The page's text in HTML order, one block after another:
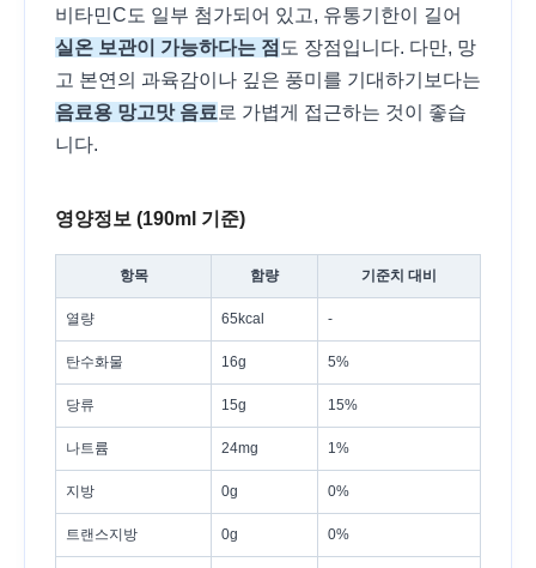
비타민C도 일부 첨가되어 있고, 유통기한이 길어
실온 보관이 가능하다는 점 도 장점입니다. 다만, 망
고 본연의 과육감이나 깊은 풍미를 기대하기보다는
음료용 망고맛 음료 로 가볍게 접근하는 것이 좋습
니다.
영양정보 (190ml 기준)
항목 함량 기준치 대비
열량 65kcal -
탄수화물 16g 5%
당류 15g 15%
나트륨 24mg 1%
지방 0g 0%
트랜스지방 0g 0%